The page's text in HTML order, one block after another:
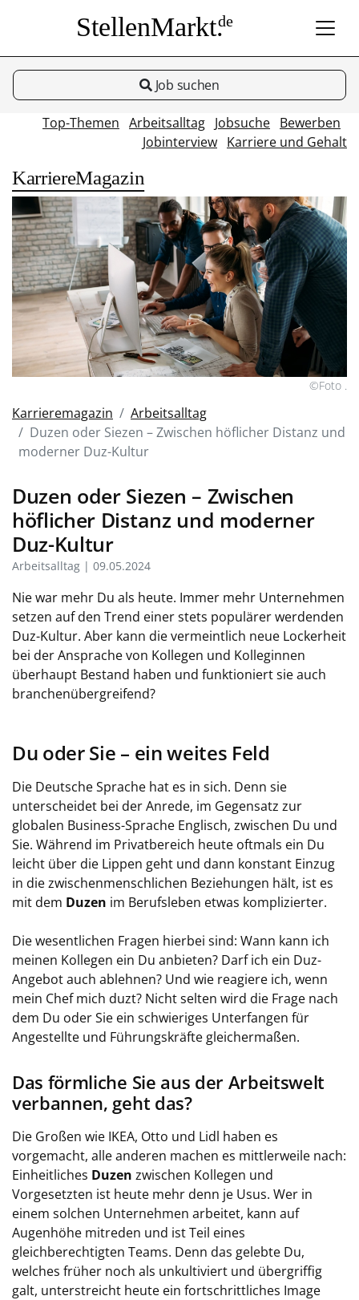
StellenMarkt.de
Job suchen
Top-Themen Arbeitsalltag Jobsuche Bewerben
Jobinterview Karriere und Gehalt
KarriereMagazin
©Foto .
Karrieremagazin
Arbeitsalltag
Duzen oder Siezen – Zwischen höflicher Distanz und
moderner Duz-Kultur
Duzen oder Siezen – Zwischen
höflicher Distanz und moderner
Duz-Kultur
Arbeitsalltag | 09.05.2024
Nie war mehr Du als heute. Immer mehr Unternehmen
setzen auf den Trend einer stets populärer werdenden
Duz-Kultur. Aber kann die vermeintlich neue Lockerheit
bei der Ansprache von Kollegen und Kolleginnen
überhaupt Bestand haben und funktioniert sie auch
branchenübergreifend?
Du oder Sie – ein weites Feld
Die Deutsche Sprache hat es in sich. Denn sie
unterscheidet bei der Anrede, im Gegensatz zur
globalen Business-Sprache Englisch, zwischen Du und
Sie. Während im Privatbereich heute oftmals ein Du
leicht über die Lippen geht und dann konstant Einzug
in die zwischenmenschlichen Beziehungen hält, ist es
mit dem Duzen im Berufsleben etwas komplizierter.
Die wesentlichen Fragen hierbei sind: Wann kann ich
meinen Kollegen ein Du anbieten? Darf ich ein Duz-
Angebot auch ablehnen? Und wie reagiere ich, wenn
mein Chef mich duzt? Nicht selten wird die Frage nach
dem Du oder Sie ein schwieriges Unterfangen für
Angestellte und Führungskräfte gleichermaßen.
Das förmliche Sie aus der Arbeitswelt
verbannen, geht das?
Die Großen wie IKEA, Otto und Lidl haben es
vorgemacht, alle anderen machen es mittlerweile nach:
Einheitliches Duzen zwischen Kollegen und
Vorgesetzten ist heute mehr denn je Usus. Wer in
einem solchen Unternehmen arbeitet, kann auf
Augenhöhe mitreden und ist Teil eines
gleichberechtigten Teams. Denn das gelebte Du,
welches früher noch als unkultiviert und übergriffig
galt, unterstreicht heute ein fortschrittliches Image